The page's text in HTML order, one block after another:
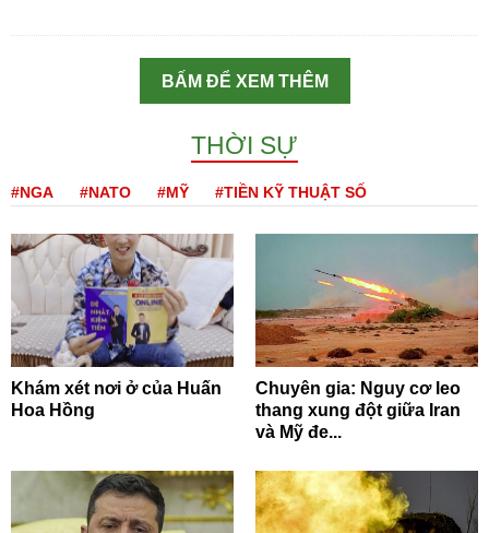
BẤM ĐỂ XEM THÊM
THỜI SỰ
#NGA #NATO #MỸ #TIỀN KỸ THUẬT SỐ
Khám xét nơi ở của Huấn
Hoa Hồng
Chuyên gia: Nguy cơ leo
thang xung đột giữa Iran
và Mỹ đe...